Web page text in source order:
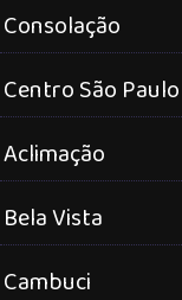
Consolação
Centro São Paulo
Aclimação
Bela Vista
Cambuci